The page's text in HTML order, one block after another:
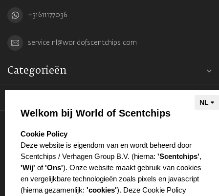
+31611177036
service.nl@worldofscentchips.com
Categorieën
Welkom bij World of Scentchips
select language
Cookie Policy
Deze website is eigendom van en wordt beheerd door
Scentchips / Verhagen Group B.V. (hierna: 'Scentchips',
'Wij' of'Ons'). Onze website maakt gebruik van cookies
en vergelijkbare technologieën zoals pixels en javascript
(hierna gezamenlijk: 'cookies'). Deze Cookie Policy